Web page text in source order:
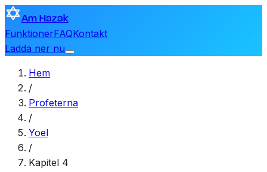
Am Hazak
FunktionerFAQKontakt
Ladda ner nu
Hem
/
Profeterna
/
Yoel
/
Kapitel 4